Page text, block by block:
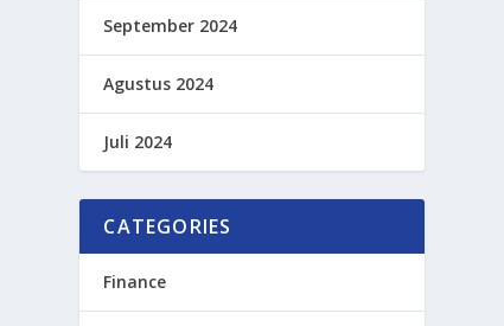
September 2024
Agustus 2024
Juli 2024
CATEGORIES
Finance